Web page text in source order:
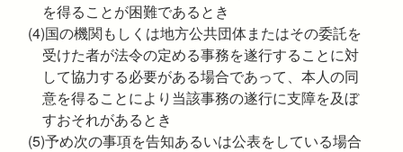
を得ることが困難であるとき
(4)国の機関もしくは地方公共団体またはその委託を
受けた者が法令の定める事務を遂行することに対
して協力する必要がある場合であって、本人の同
意を得ることにより当該事務の遂行に支障を及ぼ
すおそれがあるとき
(5)予め次の事項を告知あるいは公表をしている場合